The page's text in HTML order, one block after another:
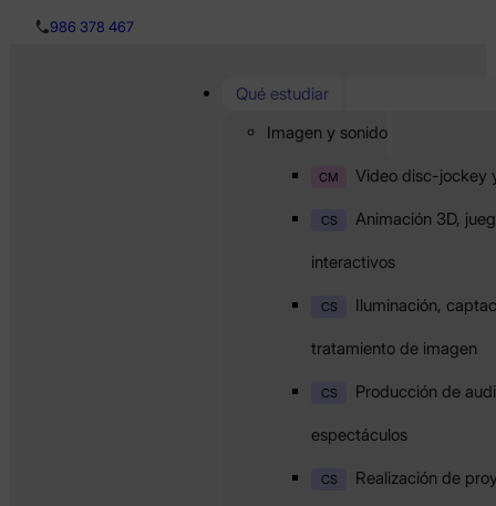
986 378 467
Qué estudiar
Imagen y sonido
CM Video disc-jockey
CS Animación 3D,
interactivos
CS Iluminación,
tratamiento de imagen
CS Producción de
espectáculos
CS Realización de